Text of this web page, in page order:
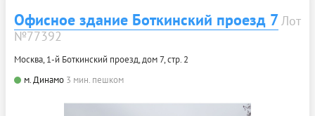
Офисное здание Боткинский проезд 7Лот
№77392
Москва, 1-й Боткинский проезд, дом 7, стр. 2
м. Динамо 3 мин. пешком